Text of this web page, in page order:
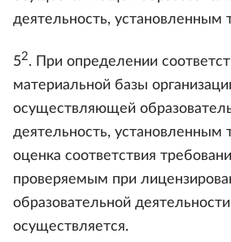
деятельность, установленным
52. При определении
материальной базы
осуществляющей
деятельность, установленным
оценка соответствия
проверяемым при
образовательной
осуществляется.